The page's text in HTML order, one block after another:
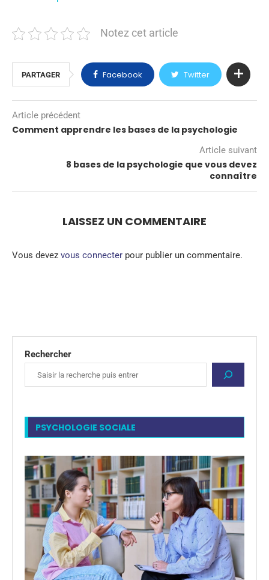
Notez cet article
PARTAGER Facebook Twitter
Article précédent
Comment apprendre les bases de la psychologie
Article suivant
8 bases de la psychologie que vous devez
connaître
LAISSEZ UN COMMENTAIRE
Vous devez vous connecter pour publier un commentaire.
Rechercher
PSYCHOLOGIE SOCIALE